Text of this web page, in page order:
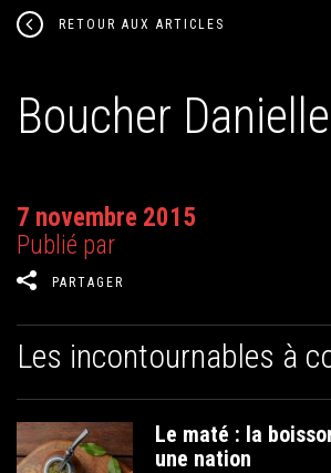
RETOUR AUX ARTICLES
Boucher Danielle
7 novembre 2015
Publié par
PARTAGER
Les incontournables à
Le maté : la
une nation